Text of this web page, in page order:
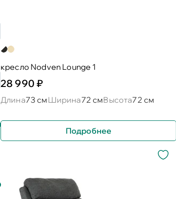
кресло Nodven Lounge 1
28 990 ₽
Длина73 смШирина72 смВысота72 см
Подробнее